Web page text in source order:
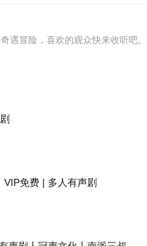
遇冒险，喜欢的观众快来收听吧。
免费 | 多人有声剧